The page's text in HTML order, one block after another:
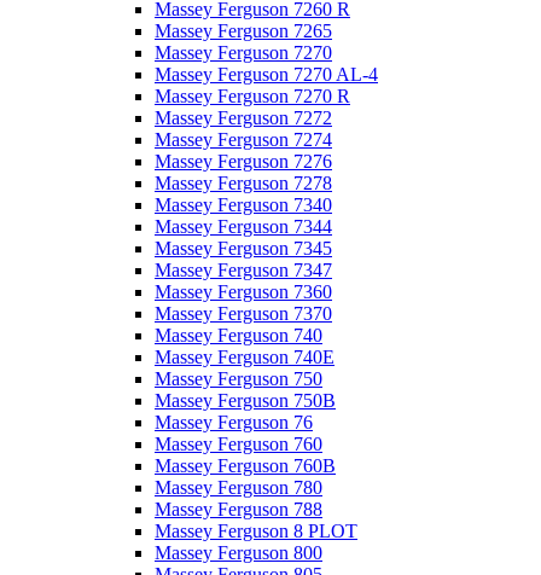
Massey Ferguson 7260 R
Massey Ferguson 7265
Massey Ferguson 7270
Massey Ferguson 7270 AL-4
Massey Ferguson 7270 R
Massey Ferguson 7272
Massey Ferguson 7274
Massey Ferguson 7276
Massey Ferguson 7278
Massey Ferguson 7340
Massey Ferguson 7344
Massey Ferguson 7345
Massey Ferguson 7347
Massey Ferguson 7360
Massey Ferguson 7370
Massey Ferguson 740
Massey Ferguson 740E
Massey Ferguson 750
Massey Ferguson 750B
Massey Ferguson 76
Massey Ferguson 760
Massey Ferguson 760B
Massey Ferguson 780
Massey Ferguson 788
Massey Ferguson 8 PLOT
Massey Ferguson 800